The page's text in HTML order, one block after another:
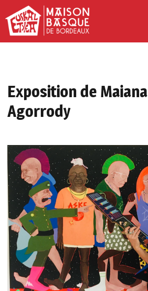
Exposition de Maiana
Agorrody